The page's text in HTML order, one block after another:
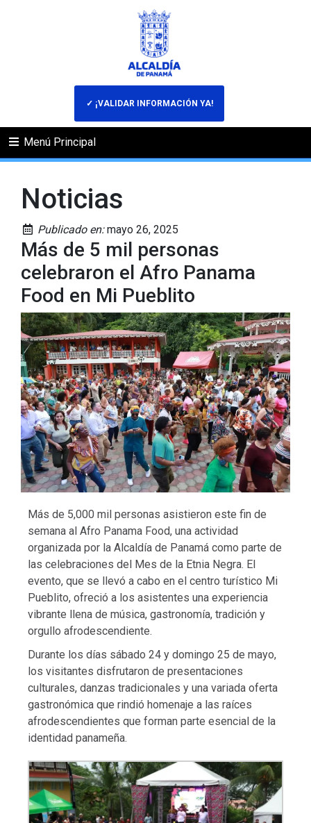
✓ ¡VALIDAR INFORMACIÓN YA!
Menú Principal
Noticias
Publicado en:mayo 26, 2025
Más de 5 mil personas
celebraron el Afro Panama
Food en Mi Pueblito
Más de 5,000 mil personas asistieron este fin de
semana al Afro Panama Food, una actividad
organizada por la Alcaldía de Panamá como parte de
las celebraciones del Mes de la Etnia Negra. El
evento, que se llevó a cabo en el centro turístico Mi
Pueblito, ofreció a los asistentes una experiencia
vibrante llena de música, gastronomía, tradición y
orgullo afrodescendiente.
Durante los días sábado 24 y domingo 25 de mayo,
los visitantes disfrutaron de presentaciones
culturales, danzas tradicionales y una variada oferta
gastronómica que rindió homenaje a las raíces
afrodescendientes que forman parte esencial de la
identidad panameña.